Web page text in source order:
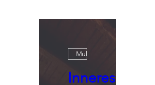
Multiple Dates
Inneres